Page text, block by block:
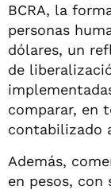
BCRA, la
personas
dólares, un
de
comparar, en
contabilizado
Además,
en pesos, con